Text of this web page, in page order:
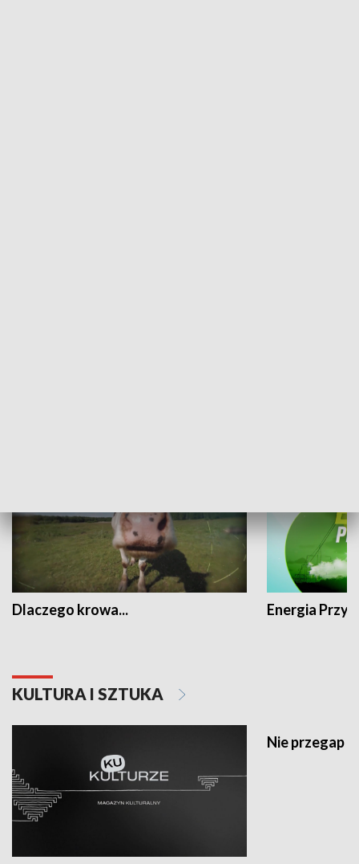
Dlaczego krowa... Energia
KULTURA I SZTUKA
Nie przegap